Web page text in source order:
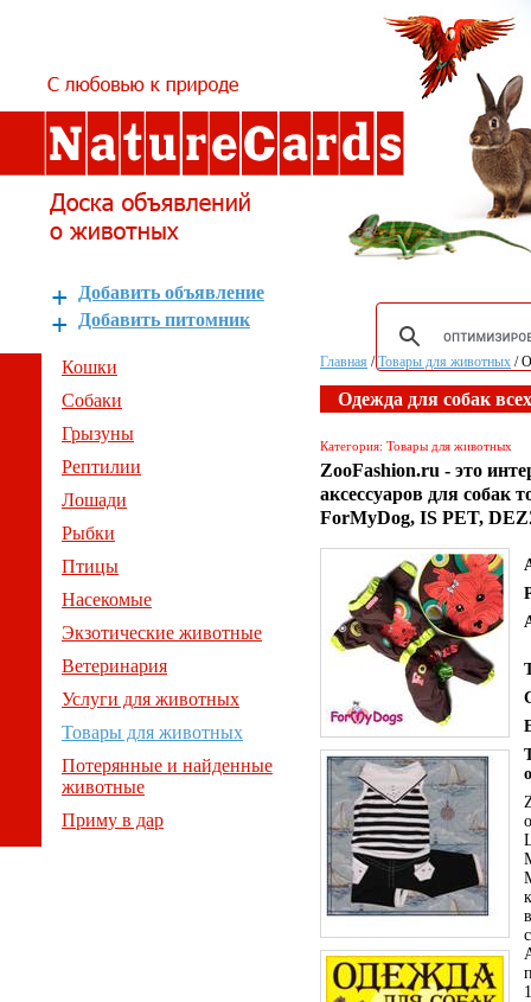
Добавить объявление
Добавить питомник
Кошки
Собаки
Грызуны
Рептилии
Лошади
Рыбки
Птицы
Насекомые
Экзотические животные
Ветеринария
Услуги для животных
Товары для животных
Потерянные и найденные
животные
Приму в дар
Главная /Товары для животных /
Одежда для собак
Категория: Товары для животных
ZooFashion.ru - это
аксессуаров для
ForMyDog, IS PET,